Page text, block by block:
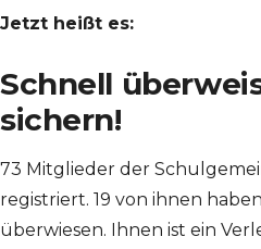
Jetzt heißt es:
Schnell
sichern!
73 Mitglieder der
registriert. 19 von ihnen
überwiesen. Ihnen ist ein